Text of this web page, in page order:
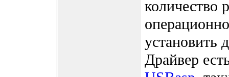
количество
установить
Драйвер